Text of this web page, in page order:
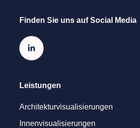
Finden Sie uns auf Social Media

Leistungen
Architekturvisualisierungen
Innenvisualisierungen